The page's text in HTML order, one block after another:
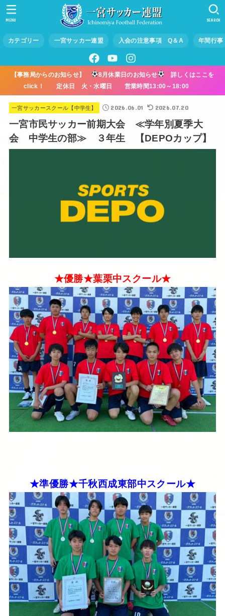
カテゴリー 一宮サッカー連盟 入会の注意事項 Q＆A 年間行事
SEARCH
MENU
【事務局からのお知らせ】 8月休業日のお知らせ
詳しくはここを
click！ 定休日 火・水曜日 営業時間13:00～18:00
一宮サッカースクール【中学生】 2026.06.01 2026.07.20
一宮市民サッカー前期大会 ≪学年別夏季大
会 中学生の部≫ ３年生 【DEPOカップ】
★優勝★葉栗中スクール★
★準優勝★千秋西成東部中スクール★